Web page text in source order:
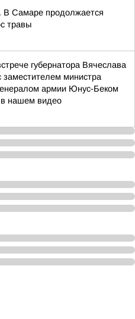
В Самаре продолжается
травы
губернатора Вячеслава
министра
армии Юнус-Беком
нашем видео